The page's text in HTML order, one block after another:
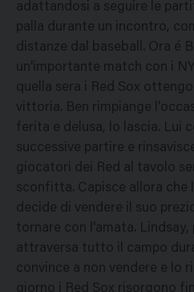
adattandosi a seguire le
palla durante un incontro,
distanze dal baseball. Ora é
un'importante match con i
quella sera i Red Sox
vittoria. Ben rimpiange
ferita e delusa, lo lascia. Lui
successive partire e
giocatori dei Red al tavolo
sconfitta. Capisce allora che
decide di vendere il suo
tornare con l'amata. Lindsay,
attraversa tutto il campo
convince a non vendere e lo